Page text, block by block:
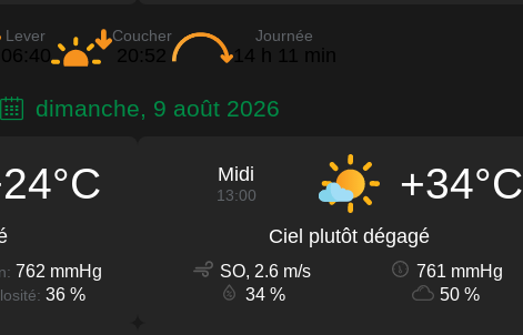
Lever
06:40
Coucher
20:52
Journée
14 h 11 min
dimanche, 9 août 2026
762 mmHg
36 %
Midi
13:00 +34°C
Ciel plutôt dégagé
SO, 2.6 m/s
761 mmHg
34 %
50 %